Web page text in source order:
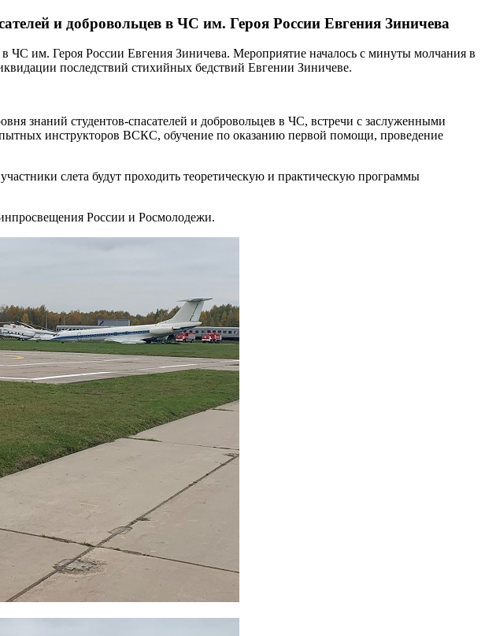
и добровольцев в ЧС им. Героя России Евгения Зиничева
ЧС им. Героя России Евгения Зиничева. Мероприятие началось с минуты молчания в
последствий стихийных бедствий Евгении Зиничеве.
знаний студентов-спасателей и добровольцев в ЧС, встречи с заслуженными
инструкторов ВСКС, обучение по оказанию первой помощи, проведение
слета будут проходить теоретическую и практическую программы
России и Росмолодежи.